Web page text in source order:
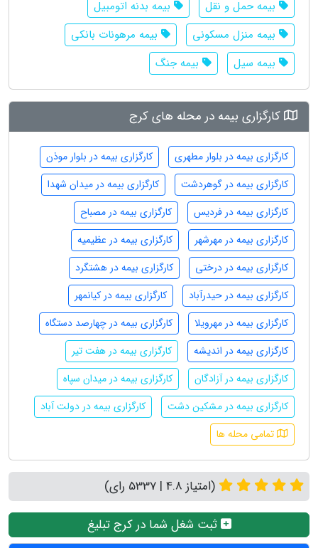
بیمه حمل و نقل
بیمه بدنه اتومبیل
بیمه منزل مسکونی
بیمه مرهونات بانکی
بیمه سیل
بیمه جنگ
کارگزاری بیمه در محله های کرج
کارگزاری بیمه در بلوار مطهری
کارگزاری بیمه در بلوار موذن
کارگزاری بیمه در گوهردشت
کارگزاری بیمه در میدان شهدا
کارگزاری بیمه در فردیس
کارگزاری بیمه در مصباح
کارگزاری بیمه در مهرشهر
کارگزاری بیمه در عظیمیه
کارگزاری بیمه در درختی
کارگزاری بیمه در هشتگرد
کارگزاری بیمه در حیدرآباد
کارگزاری بیمه در کیانمهر
کارگزاری بیمه در مهرویلا
کارگزاری بیمه در چهارصد دستگاه
کارگزاری بیمه در اندیشه
کارگزاری بیمه در هفت تیر
کارگزاری بیمه در آزادگان
کارگزاری بیمه در میدان سپاه
کارگزاری بیمه در مشکین دشت
کارگزاری بیمه در دولت آباد
تمامی محله ها
(امتیاز 4.8 | 5337 رای)
ثبت شغل شما در کرج تبلیغ